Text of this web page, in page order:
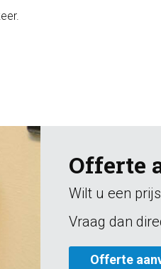
Offerte
Wilt u een
Vraag dan
Offerte